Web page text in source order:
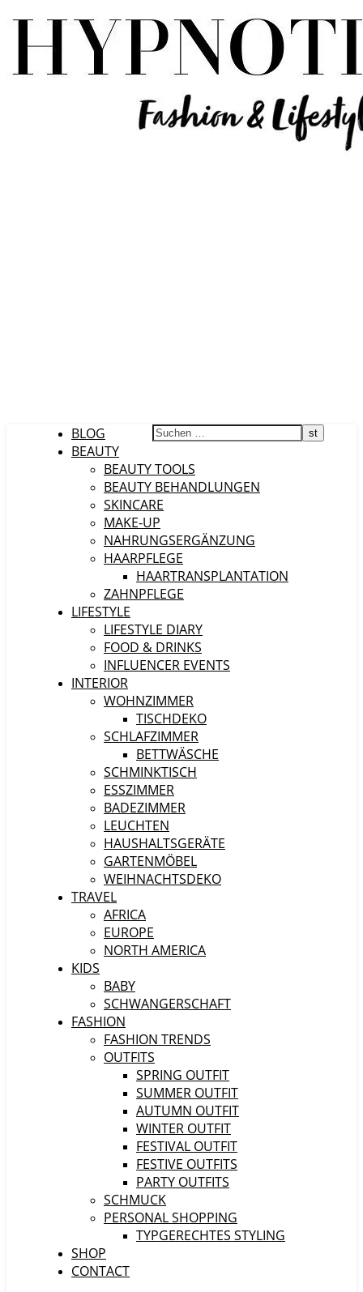
BLOG
BEAUTY
BEAUTY TOOLS
BEAUTY BEHANDLUNGEN
SKINCARE
MAKE-UP
NAHRUNGSERGÄNZUNG
HAARPFLEGE
HAARTRANSPLANTATION
ZAHNPFLEGE
LIFESTYLE
LIFESTYLE DIARY
FOOD & DRINKS
INFLUENCER EVENTS
INTERIOR
WOHNZIMMER
TISCHDEKO
SCHLAFZIMMER
BETTWÄSCHE
SCHMINKTISCH
ESSZIMMER
BADEZIMMER
LEUCHTEN
HAUSHALTSGERÄTE
GARTENMÖBEL
WEIHNACHTSDEKO
TRAVEL
AFRICA
EUROPE
NORTH AMERICA
KIDS
BABY
SCHWANGERSCHAFT
FASHION
FASHION TRENDS
OUTFITS
SPRING OUTFIT
SUMMER OUTFIT
AUTUMN OUTFIT
WINTER OUTFIT
FESTIVAL OUTFIT
FESTIVE OUTFITS
PARTY OUTFITS
SCHMUCK
PERSONAL SHOPPING
TYPGERECHTES STYLING
SHOP
CONTACT